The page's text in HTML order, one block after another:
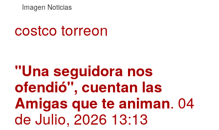
Imagen Noticias
costco torreon
"Una seguidora nos
ofendió", cuentan las
Amigas que te animan. 04
de Julio, 2026 13:13